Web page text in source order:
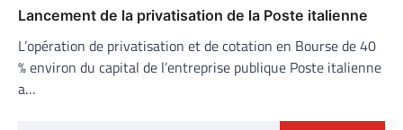
Lancement de la privatisation de la Poste italienne
L’opération de privatisation et de cotation en Bourse de 40
% environ du capital de l’entreprise publique Poste italienne
a…